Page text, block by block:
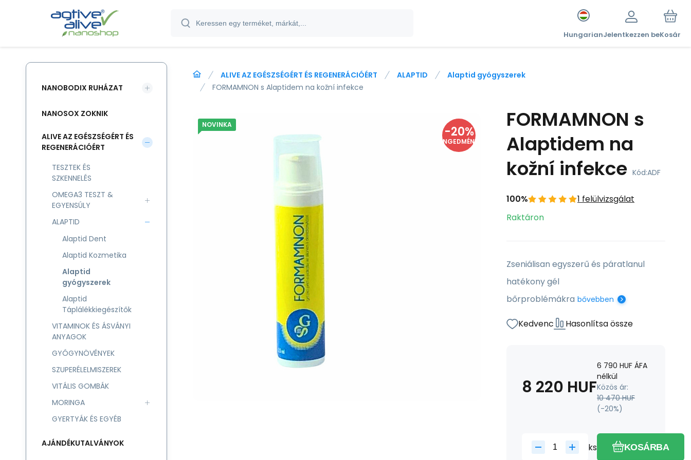
HungarianJelentkezzen beKosár
ALIVE AZ EGÉSZSÉGÉRT ÉS REGENERÁCIÓÉRT ALAPTID
Alaptid gyógyszerek
FORMAMNON s Alaptidem na kožní infekce
NOVINKA -20%
ENGEDMÉNY
FORMAMNON s
Alaptidem na
kožní infekce Kód:ADF
100%
1 felülvizsgálat
Raktáron
Zseniálisan egyszerű és páratlanul
hatékony gél
bőrproblémákra bővebben
Kedvenc Hasonlítsa össze
8 220 HUF
6 790 HUF ÁFA
nélkül
Közös ár:
10 470 HUF
(-20%)
ks KOSÁRBA
NANOBODIX RUHÁZAT
NANOSOX ZOKNIK
ALIVE AZ EGÉSZSÉGÉRT ÉS
REGENERÁCIÓÉRT
TESZTEK ÉS
SZKENNELÉS
OMEGA3 TESZT &
EGYENSÚLY
ALAPTID
Alaptid Dent
Alaptid Kozmetika
Alaptid
gyógyszerek
Alaptid
Táplálékkiegészítők
VITAMINOK ÉS ÁSVÁNYI
ANYAGOK
GYÓGYNÖVÉNYEK
SZUPERÉLELMISZEREK
VITÁLIS GOMBÁK
MORINGA
GYERTYÁK ÉS EGYÉB
AJÁNDÉKUTALVÁNYOK